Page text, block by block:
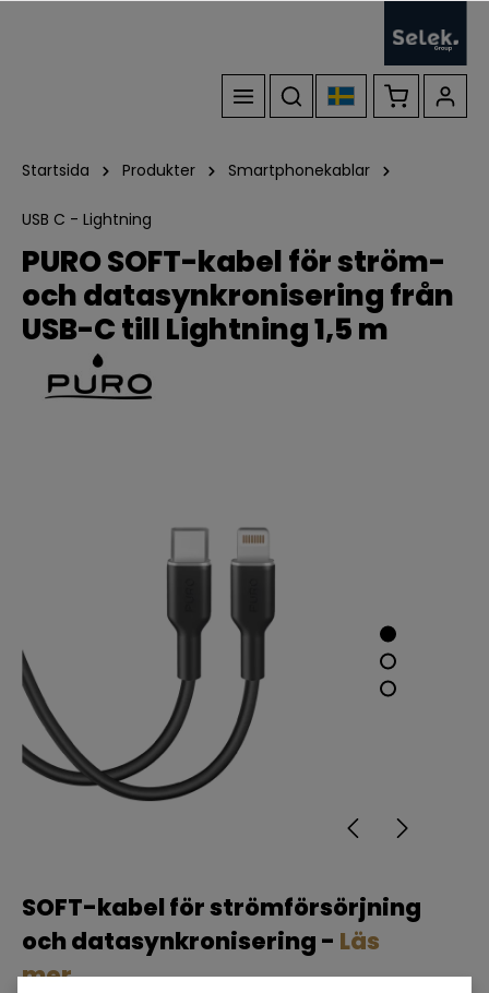
Startsida Produkter Smartphonekablar
USB C - Lightning
PURO SOFT-kabel för ström-
och datasynkronisering från
USB-C till Lightning 1,5 m
SOFT-kabel för strömförsörjning
och datasynkronisering - Läs
mer